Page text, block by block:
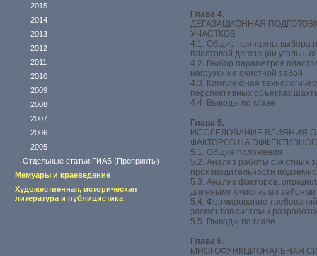
2015
2014
2013
2012
2011
2010
2009
2008
2007
2006
2005
Отдельные статьи ГИАБ (Препринты)
Мемуары и краеведение
Художественная, историческая
литература и публицистика
Глава 4.
ДЕГАЗАЦИОННАЯ
УЧАСТКОВ
4.1. Общие принципы выбора
пластовой дегазации
4.2. Выбор параметров
нагрузки на очистной забой
4.3. Комплексная
перспективных объектах
4.4. Выводы по главе
Глава 5.
ИССЛЕДОВАНИЕ ВЛИЯНИЯ
ФАКТОРОВ НА
5.1. Общие положения
5.2. Анализ работы очистных
производительности
5.3. Анализ факторов,
длинными очистными забоями
5.4. Формирование
элементов системы
5.5. Выводы по главе
Глава 6.
МНОГОФУНКЦИОНАЛЬНАЯ